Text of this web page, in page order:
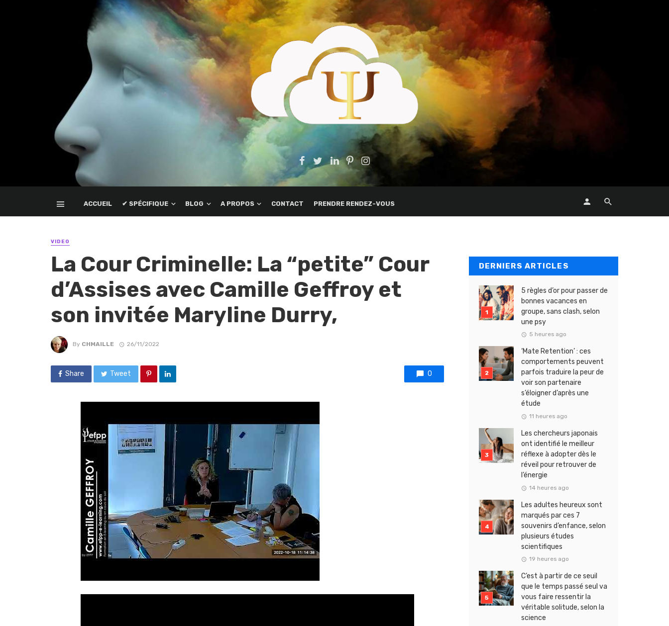
ACCUEIL ✔ SPÉCIFIQUE BLOG A PROPOS CONTACT PRENDRE RENDEZ-VOUS
VIDEO
La Cour Criminelle: La “petite” Cour
d’Assises avec Camille Geffroy et
son invitée Maryline Durry,
By CHMAILLE 26/11/2022
Share Tweet 0
DERNIERS ARTICLES
5 règles d’or pour passer de
bonnes vacances en
groupe, sans clash, selon
une psy
5 heures ago
‘Mate Retention’ : ces
comportements peuvent
parfois traduire la peur de
voir son partenaire
s’éloigner d’après une
étude
11 heures ago
Les chercheurs japonais
ont identifié le meilleur
réflexe à adopter dès le
réveil pour retrouver de
l’énergie
14 heures ago
Les adultes heureux sont
marqués par ces 7
souvenirs d’enfance, selon
plusieurs études
scientifiques
19 heures ago
C’est à partir de ce seuil
que le temps passé seul va
vous faire ressentir la
véritable solitude, selon la
science